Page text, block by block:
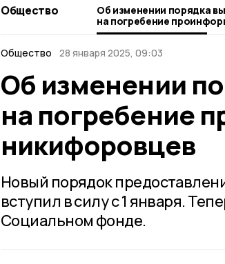
Общество
Об изменении порядка
на погребение
никифоровцев
Общество
28 января 2025, 09:03
Об изменении
на погребение
никифоровцев
Новый порядок
вступил в силу с 1 января.
Социальном фонде.